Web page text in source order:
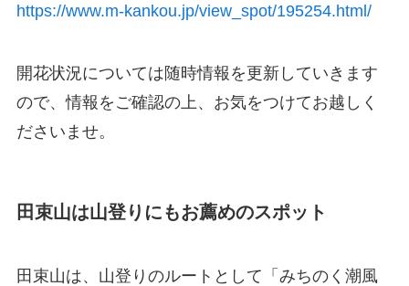
https://www.m-kankou.jp/view_spot/195254.html/
開花状況については随時情報を更新していきます
ので、情報をご確認の上、お気をつけてお越しく
ださいませ。
田束山は山登りにもお薦めのスポット
田束山は、山登りのルートとして「みちのく潮風